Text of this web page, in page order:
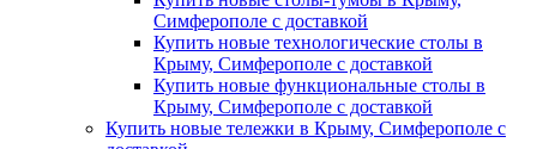
Симферополе с доставкой
Купить новые технологические столы в
Крыму, Симферополе с доставкой
Купить новые функциональные столы в
Крыму, Симферополе с доставкой
Купить новые тележки в Крыму, Симферополе с